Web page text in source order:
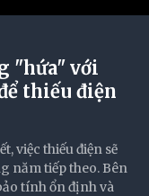
"hứa" với
thiếu điện
việc thiếu điện sẽ
năm tiếp theo. Bên
tính ổn định và